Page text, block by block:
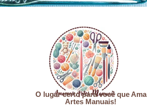
O lugar certo para você que Ama
Artes Manuais!